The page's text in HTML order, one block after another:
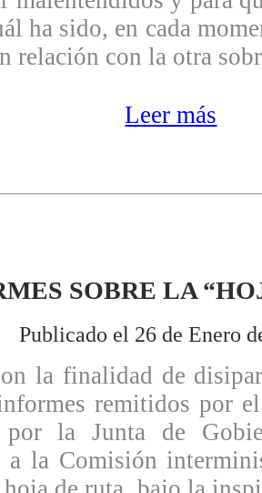
ha sido, en cada
relación con la otra
Leer más
SOBRE LA
Publicado el 26 de Enero
finalidad de disipar
remitidos por
la Junta de
a la Comisión